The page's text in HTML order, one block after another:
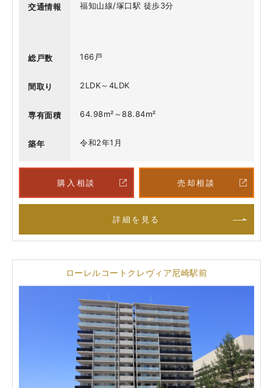
交通情報 福知山線/塚口駅 徒歩3分
総戸数 166戸
間取り 2LDK～4LDK
専有面積 64.98m²～88.84m²
築年 令和2年1月
購入相談 売却相談
詳細を見る
ローレルコートクレヴィア尼崎駅前